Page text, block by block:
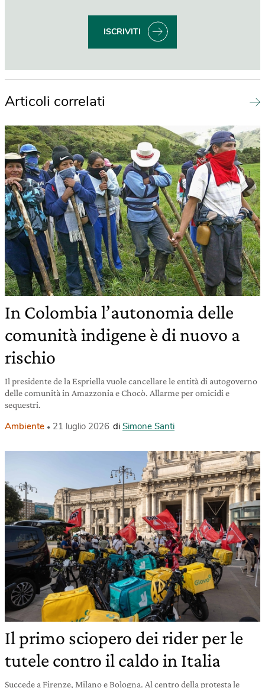
ISCRIVITI
Articoli correlati
In Colombia l’autonomia delle
comunità indigene è di nuovo a
rischio
Il presidente de la Espriella vuole cancellare le entità di autogoverno
delle comunità in Amazzonia e Chocò. Allarme per omicidi e
sequestri.
Ambiente 21 luglio 2026 di Simone Santi
Il primo sciopero dei rider per le
tutele contro il caldo in Italia
Succede a Firenze, Milano e Bologna. Al centro della protesta le